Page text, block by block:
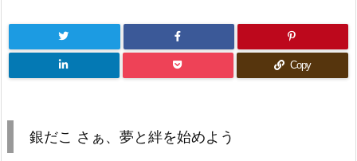
Copy
銀だこ さぁ、夢と絆を始めよう